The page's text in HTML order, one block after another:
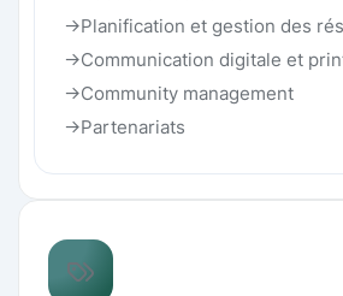
->Planification et gestion des
->Communication digitale et
->Community management
->Partenariats